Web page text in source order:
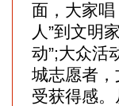
面，大家
人”到文明
动”;大众活
城志愿者，
受获得感